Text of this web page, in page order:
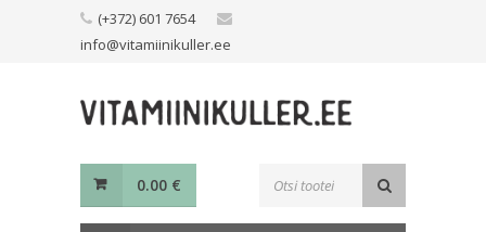
(+372) 601 7654
info@vitamiinikuller.ee
0.00 €